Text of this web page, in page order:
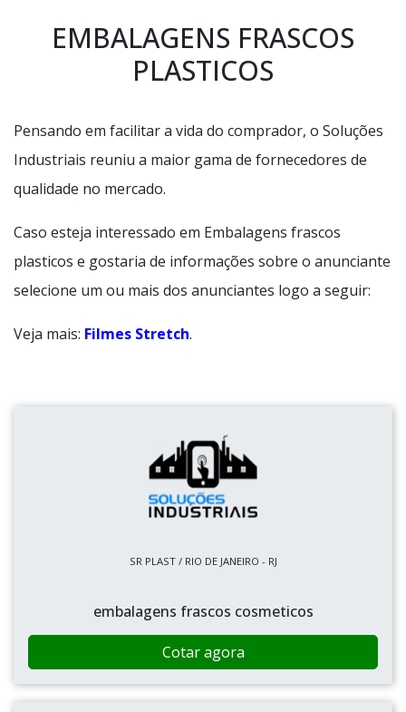
EMBALAGENS FRASCOS
PLASTICOS
Pensando em facilitar a vida do comprador, o Soluções
Industriais reuniu a maior gama de fornecedores de
qualidade no mercado.
Caso esteja interessado em Embalagens frascos
plasticos e gostaria de informações sobre o anunciante
selecione um ou mais dos anunciantes logo a seguir:
Veja mais: Filmes Stretch.
SR PLAST / RIO DE JANEIRO - RJ
embalagens frascos cosmeticos
Cotar agora